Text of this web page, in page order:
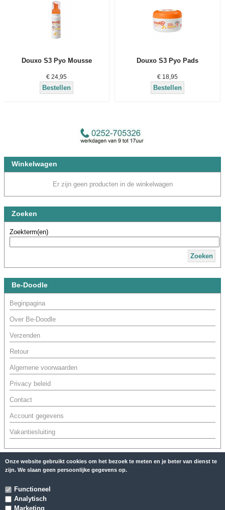
Douxo S3 Pyo Mousse
€ 24,95
Bestellen
Douxo S3 Pyo Pads
€ 18,95
Bestellen
Winkelwagen
Er zijn geen producten in de winkelwagen
Zoeken
Zoekterm(en)
Zoeken
Be-Doodle
Beginpagina
Over Be-Doodle
Verzenden
Retour
Algemene voorwaarden
Privacy beleid
Contact
Account gegevens
Vakantiesluiting
Onze website gebruikt cookies om het bezoek te meten en je beter van dienst te
zijn. We slaan geen persoonlijke gegevens op.
Functioneel
Analytisch
Marketing